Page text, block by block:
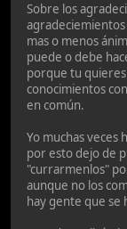
Sobre los
mas o menos
puede o debe
porque tu
conocimientos
en común.
Yo muchas veces
por esto dejo de
"currarmenlos"
aunque no los
hay gente que se